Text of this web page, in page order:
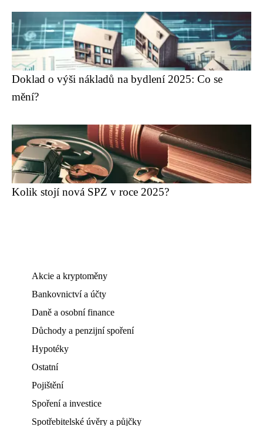
Doklad o výši nákladů na bydlení 2025: Co se
mění?
Kolik stojí nová SPZ v roce 2025?
Akcie a kryptoměny
Bankovnictví a účty
Daně a osobní finance
Důchody a penzijní spoření
Hypotéky
Ostatní
Pojištění
Spoření a investice
Spotřebitelské úvěry a půjčky